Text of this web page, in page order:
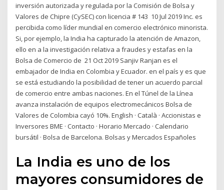
inversión autorizada y regulada por la Comisión de Bolsa y
Valores de Chipre (CySEC) con licencia # 143 10 Jul 2019 Inc. es
percibida como líder mundial en comercio electrónico minorista.
Si, por ejemplo, la India ha capturado la atención de Amazon,
ello en a la investigación relativa a fraudes y estafas en la
Bolsa de Comercio de 21 Oct 2019 Sanjiv Ranjan es el
embajador de India en Colombia y Ecuador. en el país y es que
se está estudiando la posibilidad de tener un acuerdo parcial
de comercio entre ambas naciones. En el Túnel de la Línea
avanza instalación de equipos electromecánicos Bolsa de
Valores de Colombia cayó 10%. English · Català · Accionistas e
Inversores BME · Contacto · Horario Mercado · Calendario
bursátil · Bolsa de Barcelona. Bolsas y Mercados Españoles
La India es uno de los
mayores consumidores de